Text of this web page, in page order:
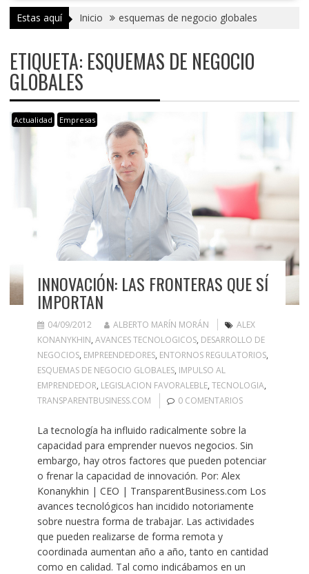
Estas aquí Inicio esquemas de negocio globales
ETIQUETA: ESQUEMAS DE NEGOCIO
GLOBALES
Actualidad Empresas
INNOVACIÓN: LAS FRONTERAS QUE SÍ
IMPORTAN
04/09/2012 ALBERTO MARÍN MORÁN
ALEX
KONANYKHIN, AVANCES TECNOLOGICOS, DESARROLLO DE
NEGOCIOS, EMPREENDEDORES, ENTORNOS REGULATORIOS,
ESQUEMAS DE NEGOCIO GLOBALES, IMPULSO AL
EMPRENDEDOR, LEGISLACION FAVORALEBLE, TECNOLOGIA,
TRANSPARENTBUSINESS.COM
0 COMENTARIOS
La tecnología ha influido radicalmente sobre la
capacidad para emprender nuevos negocios. Sin
embargo, hay otros factores que pueden potenciar
o frenar la capacidad de innovación. Por: Alex
Konanykhin | CEO | TransparentBusiness.com Los
avances tecnológicos han incidido notoriamente
sobre nuestra forma de trabajar. Las actividades
que pueden realizarse de forma remota y
coordinada aumentan año a año, tanto en cantidad
como en calidad. Tal como indicábamos en un